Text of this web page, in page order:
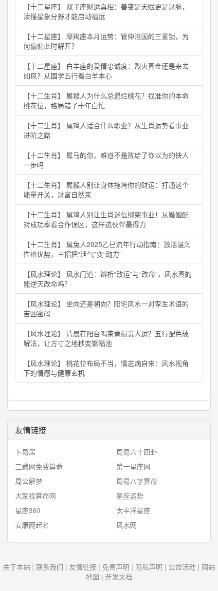
【十二星座】 双子座财运真相：善变是天赋更是财脉，
读懂星象分野才能启动福运
【十二星座】 摩羯座本月运势：管仲治国的三重锁，为
何偏偏此时解开？
【十二星座】 白羊座的爱情忠诚度：烈火真金还是来去
如风？从国学五行看白羊本心
【十二生肖】 属猴人为什么总遇烂桃花？找准你的本命
桃花位，格局错了十年白忙
【十二生肖】 属鸡人适合什么职业？从生肖运势看事业
进阶之路
【十二生肖】 属马的你，难道不是败给了你以为的快人
一步吗
【十二生肖】 属猴人别让身体拖垮你的财运：打通这个
能量开关，财富自然来
【十二生肖】 属鸡人别让生肖迷信绑架事业！从婚姻配
对成功率看合作误区，这样选伙伴最得力
【十二生肖】 属兔人2025乙巳流年行动指南：激活温润
性格优势，三招把“泄气”变“动力”
【风水理论】 风水门道：辨析“改运”与“改命”，风水真的
能逆天改命吗？
【风水理论】 坐向还是朝向？阳宅风水一对孪生术语的
吉凶密码
【风水理论】 清晨在阳台喝茶竟损贵人运？五行配色破
解法，让方寸之地秒变聚福池
【风水理论】 桃花位布局不当，情志病自来：风水视角
下的情感与健康玄机
友情链接
卜易居
周易六十四卦
三藏网免费算命
第一星座网
周公解梦
周易八字算命
大家找算命网
星座运势
星座360
太平洋星座
安康网起名
风水网
关于本站 | 联系我们 | 友情链接 | 免责声明 | 隐私声明 | 公益活动 | 网站
地图 | 开发文档